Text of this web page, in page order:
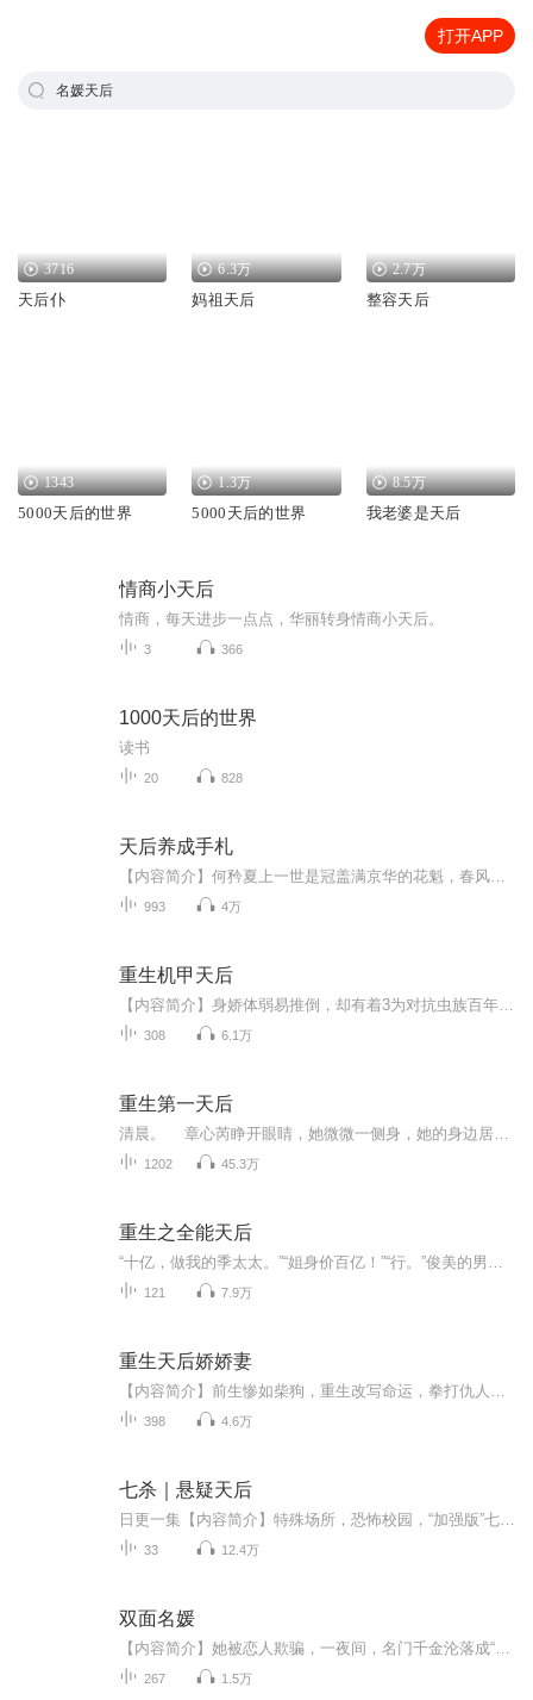
打开APP
名媛天后
3716
天后仆
6.3万
妈祖天后
2.7万
整容天后
1343
5000天后的世界
1.3万
5000天后的世界
8.5万
我老婆是天后
情商小天后
情商，每天进步一点点，华丽转身情商小天后。
3 366
1000天后的世界
读书
20 828
天后养成手札
993 4万
重生机甲天后
308 6.1万
重生第一天后
1202 45.3万
重生之全能天后
121 7.9万
重生天后娇娇妻
398 4.6万
七杀｜悬疑天后
33 12.4万
双面名媛
267 1.5万